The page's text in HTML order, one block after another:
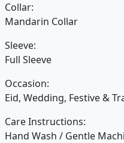
Collar:
Mandarin Collar
Sleeve:
Full Sleeve
Occasion:
Eid, Wedding, Festive &
Care Instructions:
Hand Wash / Gentle